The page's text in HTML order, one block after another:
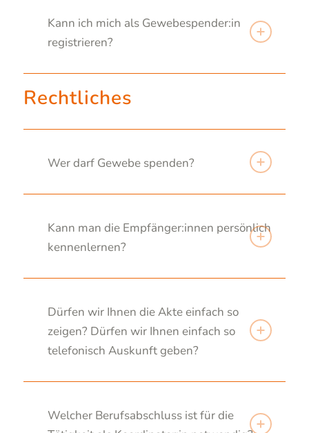
Kann ich mich als Gewebespender:in
registrieren?
Rechtliches
Wer darf Gewebe spenden?
Kann man die Empfänger:innen persönlich
kennenlernen?
Dürfen wir Ihnen die Akte einfach so
zeigen? Dürfen wir Ihnen einfach so
telefonisch Auskunft geben?
Welcher Berufsabschluss ist für die